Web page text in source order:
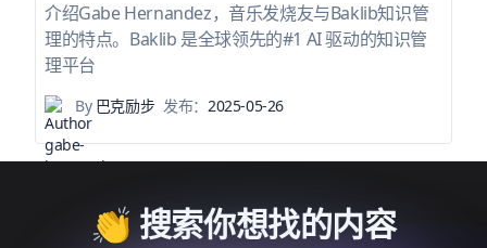
介绍Gabe Hernandez，音乐发烧友与Baklib知识管
理的特点。Baklib 是全球领先的#1 AI 驱动的知识管
理平台
By巴克励步 发布：2025-05-26
👏 搜索你想找的内容